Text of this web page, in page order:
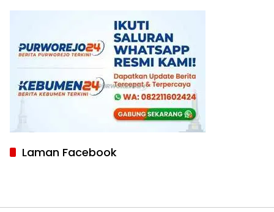
Laman Facebook